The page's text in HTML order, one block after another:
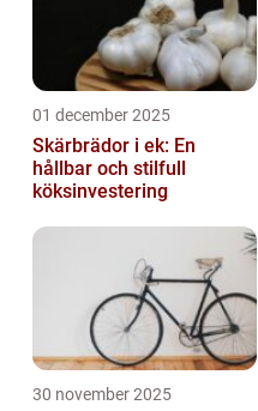
01 december 2025
Skärbrädor i ek: En
hållbar och stilfull
köksinvestering
30 november 2025